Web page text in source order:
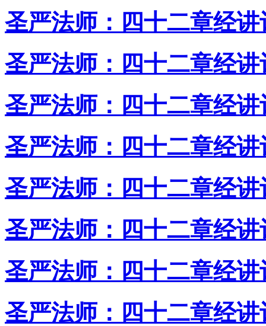
圣严法师：四十二章经
圣严法师：四十二章经
圣严法师：四十二章经
圣严法师：四十二章经
圣严法师：四十二章经
圣严法师：四十二章经
圣严法师：四十二章经
圣严法师：四十二章经